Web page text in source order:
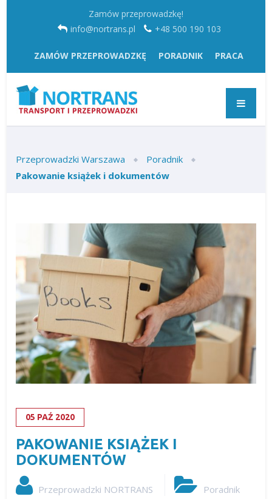
Zamów przeprowadzkę!
info@nortrans.pl
+48 500 190 103
ZAMÓW PRZEPROWADZKĘ PORADNIK PRACA
Przeprowadzki Warszawa
Poradnik
Pakowanie książek i dokumentów
05 PAŹ 2020
PAKOWANIE KSIĄŻEK I
DOKUMENTÓW
Przeprowadzki NORTRANS Poradnik